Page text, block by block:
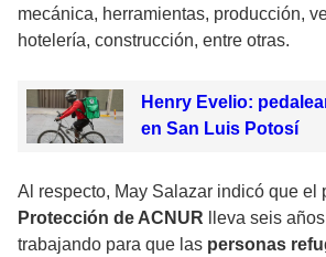
mecánica, herramientas, producción,
hotelería, construcción, entre otras.
Henry Evelio:
en San Luis Potosí
Al respecto, May Salazar indicó que el
Protección de ACNUR
lleva seis
trabajando para que las personas